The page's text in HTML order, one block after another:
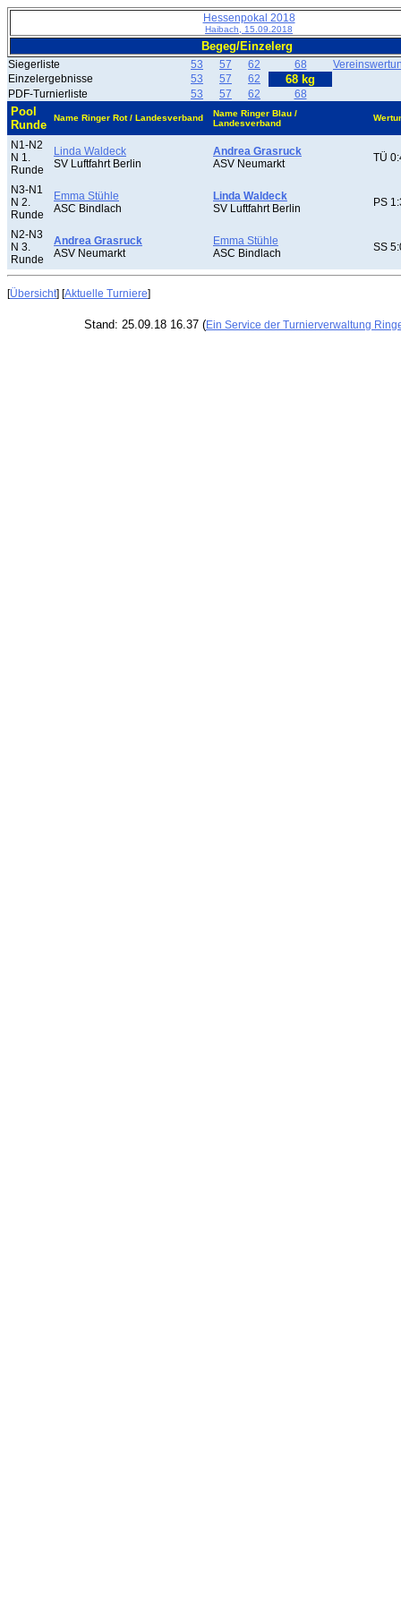
Hessenpokal 2018
Haibach, 15.09.2018
Begeg/Einzelerg
Siegerliste 53 57 62 68
Einzelergebnisse
53 57 62 68 kg
PDF-Turnierliste 53 57 62 68
Pool
Runde
Name Ringer Rot / Landesverband
Name Ringer Blau /
Landesverband
N1-N2
N 1.
Runde
Linda Waldeck
SV Luftfahrt Berlin
Andrea Grasruck
ASV Neumarkt
TÜ
N3-N1
N 2.
Runde
Emma Stühle
ASC Bindlach
Linda Waldeck
SV Luftfahrt Berlin
PS
N2-N3
N 3.
Runde
Andrea Grasruck
ASV Neumarkt
Emma Stühle
ASC Bindlach
SS
[Übersicht] [Aktuelle Turniere]
Stand: 25.09.18 16.37 (Ein Service der Turnierverwaltung